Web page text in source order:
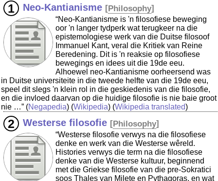
Neo-Kantianisme [Philosophy]
“Neo-Kantianisme is 'n filosofiese beweging
oor 'n langer tydperk wat terugkeer na die
epistemologiese werk van die Duitse filosoof
Immanuel Kant, veral die Kritiek van Reine
Beredening. Dit is 'n reaksie op filosofiese
bewegings en idees uit die 19de eeu.
Alhoewel neo-Kantianisme oorheersend was
in Duitse universiteite in die tweede helfte van die 19de eeu,
speel dit slegs 'n klein rol in die geskiedenis van die filosofie,
en die invloed daarvan op die huidige filosofie is nie baie groot
nie …” (Negapedia) (Wikipedia) (Wikipedia translated)
Westerse filosofie [Philosophy]
“Westerse filosofie verwys na die filosofiese
denke en werk van die Westerse wêreld.
Histories verwys die term na die filosofiese
denke van die Westerse kultuur, beginnend
met die Griekse filosofie van die pre-Sokratici
soos Thales van Milete en Pythagoras, en wat